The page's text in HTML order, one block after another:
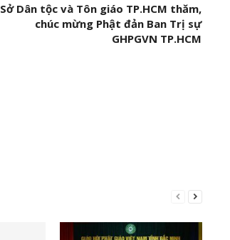
Sở Dân tộc và Tôn giáo TP.HCM thăm,
chúc mừng Phật đản Ban Trị sự
GHPGVN TP.HCM